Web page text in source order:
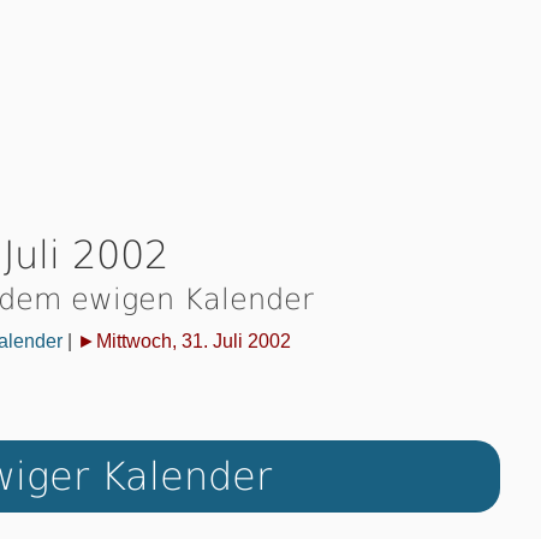
2002
ewigen Kalender
►Mittwoch, 31. Juli 2002
Kalender